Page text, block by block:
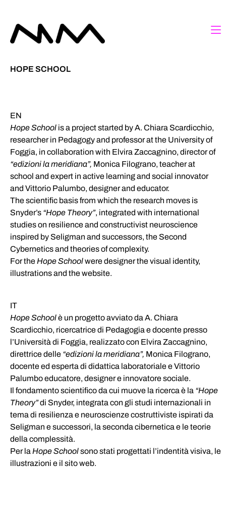
HOPE SCHOOL
EN
Hope School is a project started by A. Chiara Scardicchio,
researcher in Pedagogy and professor at the University of
Foggia, in collaboration with Elvira Zaccagnino, director of
“edizioni la meridiana”, Monica Filograno, teacher at
school and expert in active learning and social innovator
and Vittorio Palumbo, designer and educator.
The scientific basis from which the research moves is
Snyder’s “Hope Theory”, integrated with international
studies on resilience and constructivist neuroscience
inspired by Seligman and successors, the Second
Cybernetics and theories of complexity.
For the Hope Schoolwere designer the visual identity,
illustrations and the website.
IT
Hope Schoolè un progetto avviato da A. Chiara
Scardicchio, ricercatrice di Pedagogia e docente presso
l’Università di Foggia, realizzato con Elvira Zaccagnino,
direttrice delle “edizioni la meridiana”, Monica Filograno,
docente ed esperta di didattica laboratoriale e Vittorio
Palumbo educatore, designer e innovatore sociale.
Il fondamento scientifico da cui muove la ricerca è la “Hope
Theory”di Snyder, integrata con gli studi internazionali in
tema di resilienza e neuroscienze costruttiviste ispirati da
Seligman e successori, la seconda cibernetica e le teorie
della complessità.
Per la Hope Schoolsono stati progettati l’indentità visiva, le
illustrazioni e il sito web.